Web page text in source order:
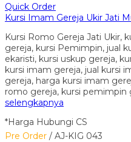
Quick Order
Kursi Imam Gereja Ukir Jati
Kursi Romo Gereja Jati Ukir,
gereja, kursi Pemimpin, jual
ekaristi, kursi uskup gereja,
kursi imam gereja, jual kursi
gereja, harga kursi imam
romo gereja, kursi pemimpin
selengkapnya
*Harga Hubungi CS
Pre Order / AJ-KIG 043